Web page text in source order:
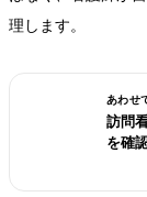
理します。
あわせ
訪問
を確